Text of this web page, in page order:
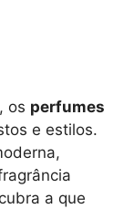
os perfumes
e estilos.
a que